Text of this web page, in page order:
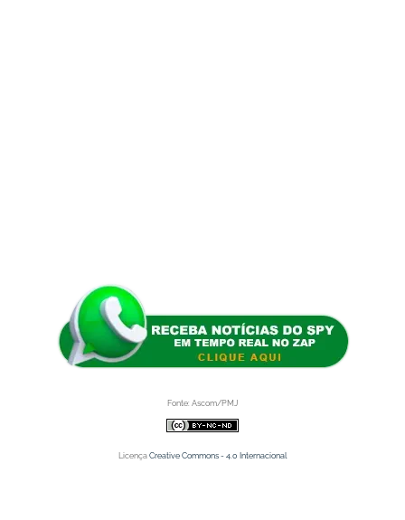
Fonte: Ascom/PMJ
Licença Creative Commons - 4.0 Internacional